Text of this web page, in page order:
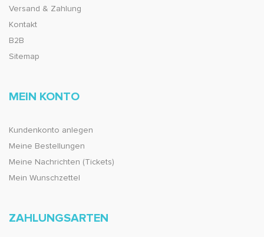
Versand & Zahlung
Kontakt
B2B
Sitemap
MEIN KONTO
Kundenkonto anlegen
Meine Bestellungen
Meine Nachrichten (Tickets)
Mein Wunschzettel
ZAHLUNGSARTEN